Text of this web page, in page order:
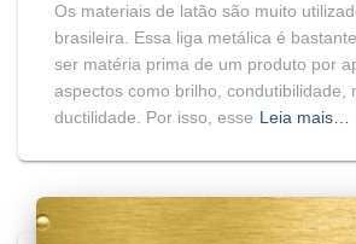
Os materiais de latão são muito
brasileira. Essa liga metálica é
ser matéria prima de um produto por
aspectos como brilho, condutibilidade,
ductilidade. Por isso, esse Leia mais…